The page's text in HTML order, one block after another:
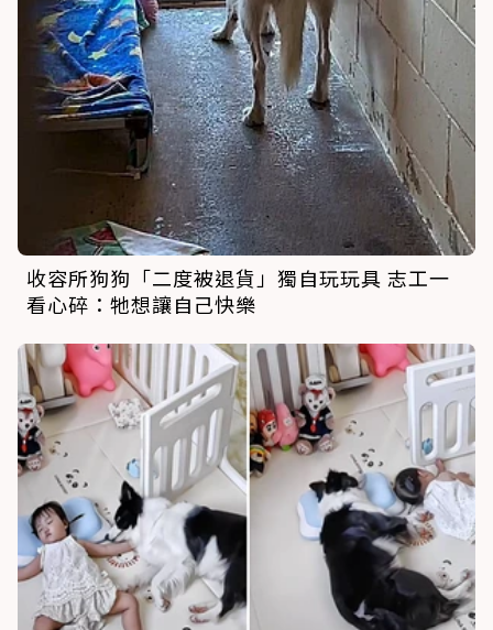
收容所狗狗「二度被退貨」獨自玩玩具 志工一
看心碎：牠想讓自己快樂